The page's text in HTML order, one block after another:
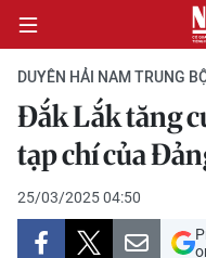
CHÍNH TRỊ
KINH TẾ
VĂN HÓA
DUYÊN HẢI NAM TRUNG
Đắk Lắk tăng
tạp chí của
25/03/2025 04:50